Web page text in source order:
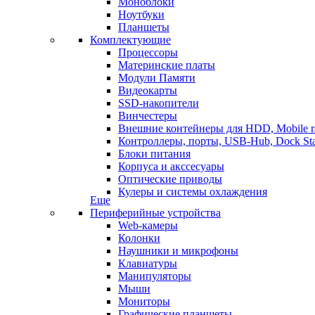
Ноутбуки
Планшеты
Комплектующие
Процессоры
Материнские платы
Модули Памяти
Видеокарты
SSD-накопители
Винчестеры
Внешние контейнеры для HDD, Mobile
Контроллеры, порты, USB-Hub, Dock
Блоки питания
Корпуса и акссесуары
Оптические приводы
Кулеры и системы охлаждения
Еще
Периферийные устройства
Web-камеры
Колонки
Наушники и микрофоны
Клавиатуры
Манипуляторы
Мыши
Мониторы